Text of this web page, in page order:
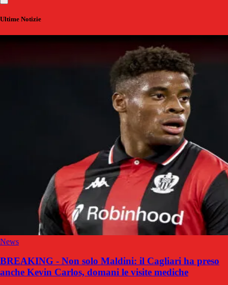
Ultime Notizie
News
BREAKING - Non solo Maldini: il Cagliari ha preso
anche Kevin Carlos, domani le visite mediche